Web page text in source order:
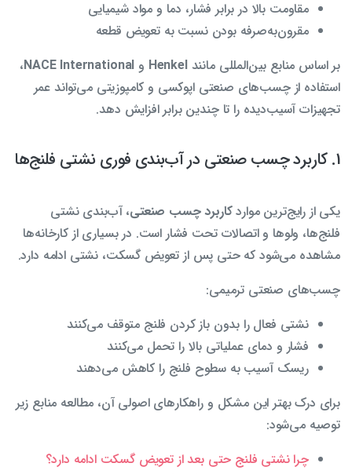
مقاومت بالا در برابر فشار، دما و مواد شیمیایی
مقرون‌به‌صرفه بودن نسبت به تعویض قطعه
بر اساس منابع بین‌المللی مانندHenkel و NACE International،
استفاده از چسب‌های صنعتی اپوکسی و کامپوزیتی می‌تواند عمر
تجهیزات آسیب‌دیده را تا چندین برابر افزایش دهد.
1. کاربرد چسب صنعتی در آب‌بندی فوری نشتی فلنج‌ها
یکی از رایج‌ترین مواردکاربرد چسب صنعتی، آب‌بندی نشتی
فلنج‌ها، ولوها و اتصالات تحت فشار است. در بسیاری از کارخانه‌ها
مشاهده می‌شود که حتی پس از تعویض گسکت، نشتی ادامه دارد.
چسب‌های صنعتی ترمیمی:
نشتی فعال را بدون باز کردن فلنج متوقف می‌کنند
فشار و دمای عملیاتی بالا را تحمل می‌کنند
ریسک آسیب به سطوح فلنج را کاهش می‌دهند
برای درک بهتر این مشکل و راهکارهای اصولی آن، مطالعه منابع زیر
توصیه می‌شود:
چرا نشتی فلنج‌ حتی بعد از تعویض گسکت ادامه دارد؟